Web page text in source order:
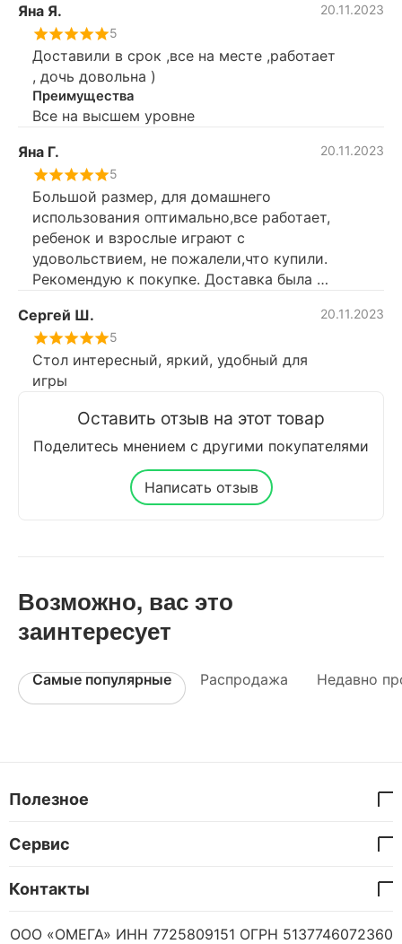
Яна Я.
20.11.2023
5
Доставили в срок ,все на месте ,работает
, дочь довольна )
Преимущества
Все на высшем уровне
Яна Г.
20.11.2023
5
Большой размер, для домашнего
использования оптимально,все работает,
ребенок и взрослые играют с
удовольствием, не пожалели,что купили.
Рекомендую к покупке. Доставка была в
Сергей Ш.
20.11.2023
5
Стол интересный, яркий, удобный для
игры
Оставить отзыв на этот товар
Поделитесь мнением с другими покупателями
Написать отзыв
Возможно, вас это
заинтересует
Самые популярные Распродажа Недавно
Полезное
Сервис
Контакты
ООО «ОМЕГА» ИНН 7725809151 ОГРН 5137746072360